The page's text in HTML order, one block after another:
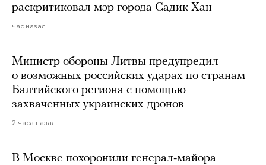
раскритиковал мэр города Садик Хан
час назад
Министр обороны Литвы предупредил
о возможных российских ударах по странам
Балтийского региона с помощью
захваченных украинских дронов
2 часа назад
В Москве похоронили генерал-майора